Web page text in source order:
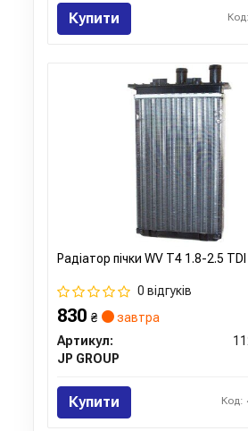
Купити
Радіатор пічки WV T4 1.8-2.5
0 відгуків
830 ₴
завтра
Артикул:
JP GROUP
Купити Код: